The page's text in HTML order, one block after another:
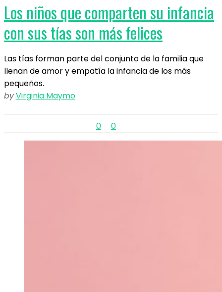
Los niños que comparten su infancia
con sus tías son más felices
Las tías forman parte del conjunto de la familia que
llenan de amor y empatía la infancia de los más
pequeños.
byVirginia Maymo
0 0